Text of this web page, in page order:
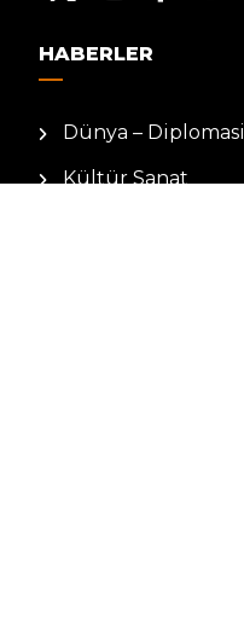
HABERLER
Dünya – Diplomasi
Kültür Sanat